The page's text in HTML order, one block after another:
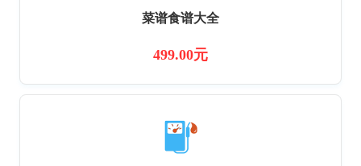
菜谱食谱大全
499.00元